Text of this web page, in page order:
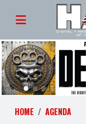
HOME AGENDA